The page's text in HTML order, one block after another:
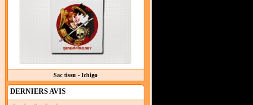
Sac tissu - Ichigo
DERNIERS AVIS